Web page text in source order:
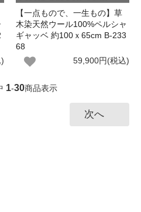
【一点もので、一生もの】草
木染天然ウール100%ペルシャ
ギャッベ 約100ｘ65cm B-233
68
59,900円(税込)
1-30商品表示
次へ